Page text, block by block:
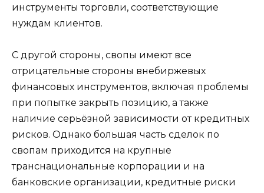
инструменты торговли, соответствующие
нуждам клиентов.
С другой стороны, свопы имеют все
отрицательные стороны внебиржевых
финансовых инструментов, включая проблемы
при попытке закрыть позицию, а также
наличие серьёзной зависимости от кредитных
рисков. Однако большая часть сделок по
свопам приходится на крупные
транснациональные корпорации и на
банковские организации, кредитные риски